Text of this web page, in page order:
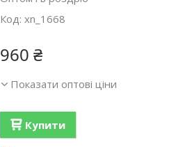
Код: xn_1668
960 ₴
Показати оптові ціни
Купити